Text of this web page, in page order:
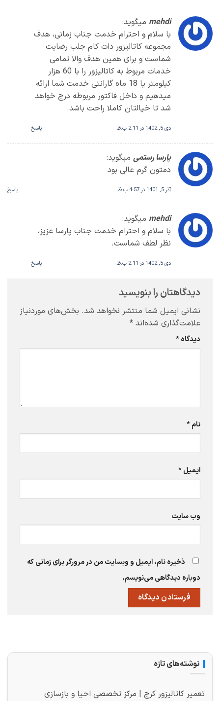
mehdi میگوید:
با سلام و احترام خدمت جناب زمانی، هدف
مجموعه کاتالیزور دات کام جلب رضایت
شماست و برای همین هدف والا تمامی
خدمات مربوط به کاتالیزور را با 60 هزار
کیلومتر یا 18 ماه گارانتی خدمت شما ارائه
میدهیم و داخل فاکتور مربوطه درج خواهد
شد تا خیالتان کاملا راحت باشد.
دی 5, 1402 در 2:11 ب.ظ پاسخ
پارسا رستمی میگوید:
دمتون گرم عالی بود
آذر 5, 1401 در 4:57 ب.ظ پاسخ
mehdi میگوید:
با سلام و احترام خدمت جناب پارسا عزیز،
نظر لطف شماست.
دی 5, 1402 در 2:11 ب.ظ پاسخ
دیدگاهتان را بنویسید
نشانی ایمیل شما منتشر نخواهد شد. بخش‌های موردنیاز
علامت‌گذاری شده‌اند *
دیدگاه*
نام*
ایمیل*
وب‌ سایت
ذخیره نام، ایمیل و وبسایت من در مرورگر برای زمانی که
دوباره دیدگاهی می‌نویسم.
نوشته‌های تازه
تعمیر کاتالیزور کرج | مرکز تخصصی احیا و بازسازی